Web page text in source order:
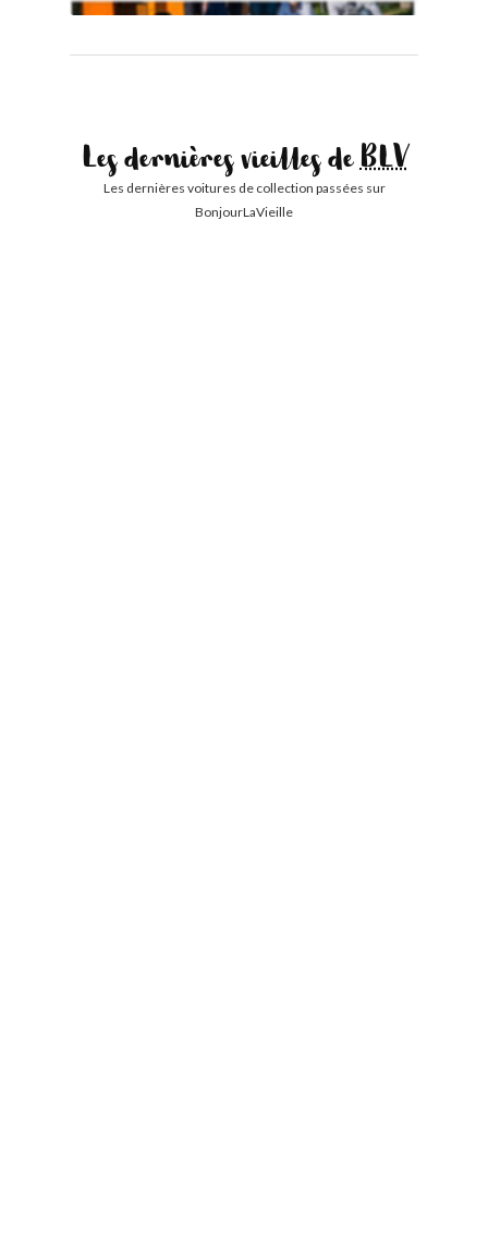
Les dernières vieilles deBLV
Les dernières voitures de collection passées sur
BonjourLaVieille